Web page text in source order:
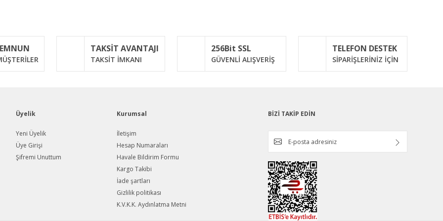
Yorum Yaz
Gönder
TAKSİT AVANTAJI
TAKSİT İMKANI
256Bit SSL
GÜVENLİ ALIŞVERİŞ
TELEFON DESTEK
SİPARİŞLERİNİZ İÇİN
Üyelik
Yeni Üyelik
Üye Girişi
Şifremi Unuttum
Kurumsal
İletişim
Hesap Numaraları
Havale Bildirim Formu
Kargo Takibi
İade şartları
Gizlilik politikası
K.V.K.K. Aydınlatma Metni
BİZİ TAKİP EDİN